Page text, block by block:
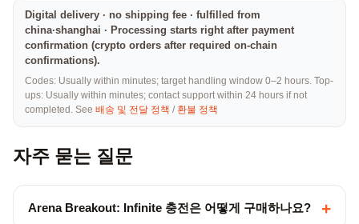
Digital delivery · no shipping fee · fulfilled from
china·shanghai · Processing starts right after payment
confirmation (crypto orders after required on-chain
confirmations).
Codes: Usually within minutes; target handling window 0–2 hours. Top-
ups: Usually within minutes; contact support within 24 hours if not
completed. See 배송 및 전달 정책 / 환불 정책
자주 묻는 질문
Arena Breakout: Infinite 충전은 어떻게 구매하나요? +